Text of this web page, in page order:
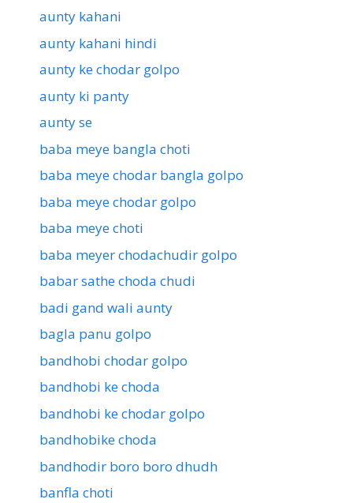
aunty kahani
aunty kahani hindi
aunty ke chodar golpo
aunty ki panty
aunty se
baba meye bangla choti
baba meye chodar bangla golpo
baba meye chodar golpo
baba meye choti
baba meyer chodachudir golpo
babar sathe choda chudi
badi gand wali aunty
bagla panu golpo
bandhobi chodar golpo
bandhobi ke choda
bandhobi ke chodar golpo
bandhobike choda
bandhodir boro boro dhudh
banfla choti